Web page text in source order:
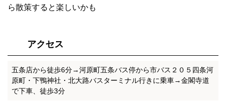
ら散策すると楽しいかも
アクセス
五条店から徒歩6分→河原町五条バス停から市バス２０５四条河
原町・下鴨神社・北大路バスターミナル行きに乗車→金閣寺道
で下車、徒歩3分